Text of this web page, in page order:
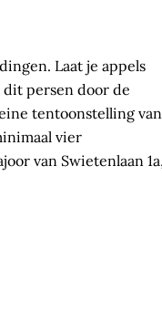
Laat je appels
dit persen door de
tentoonstelling van
vier
van Swietenlaan 1a,